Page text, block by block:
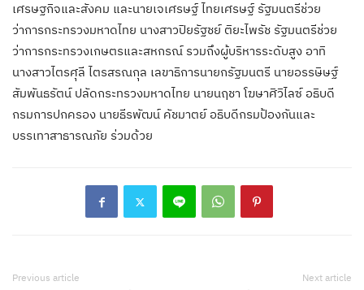
เศรษฐกิจและสังคม และนายเจเศรษฐ์ ไทยเศรษฐ์ รัฐมนตรีช่วย
ว่าการกระทรวงมหาดไทย นางสาวปิยรัฐชย์ ติยะไพรัช รัฐมนตรีช่วย
ว่าการกระทรวงเกษตรและสหกรณ์ รวมถึงผู้บริหารระดับสูง อาทิ
นางสาวไตรศุลี ไตรสรณกุล เลขาธิการนายกรัฐมนตรี นายอรรษิษฐ์
สัมพันธรัตน์ ปลัดกระทรวงมหาดไทย นายนฤชา โฆษาศิวิไลซ์ อธิบดี
กรมการปกครอง นายธีรพัฒน์ คัชมาตย์ อธิบดีกรมป้องกันและ
บรรเทาสาธารณภัย ร่วมด้วย
Previous article Next article